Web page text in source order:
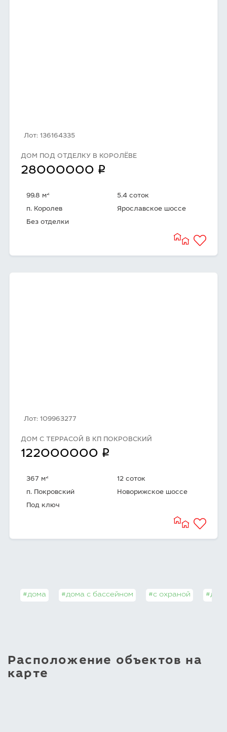
Лот: 136164335
ДОМ ПОД ОТДЕЛКУ В КОРОЛЁВЕ
28000000 q
99.8 м2
5.4 соток
п. Королев
Ярославское шоссе
Без отделки
Лот: 109963277
ДОМ С ТЕРРАСОЙ В КП ПОКРОВСКИЙ
122000000 q
367 м2
12 соток
п. Покровский
Новорижское шоссе
Под ключ
#дома #дома с бассейном #с охраной
Расположение объектов на
карте